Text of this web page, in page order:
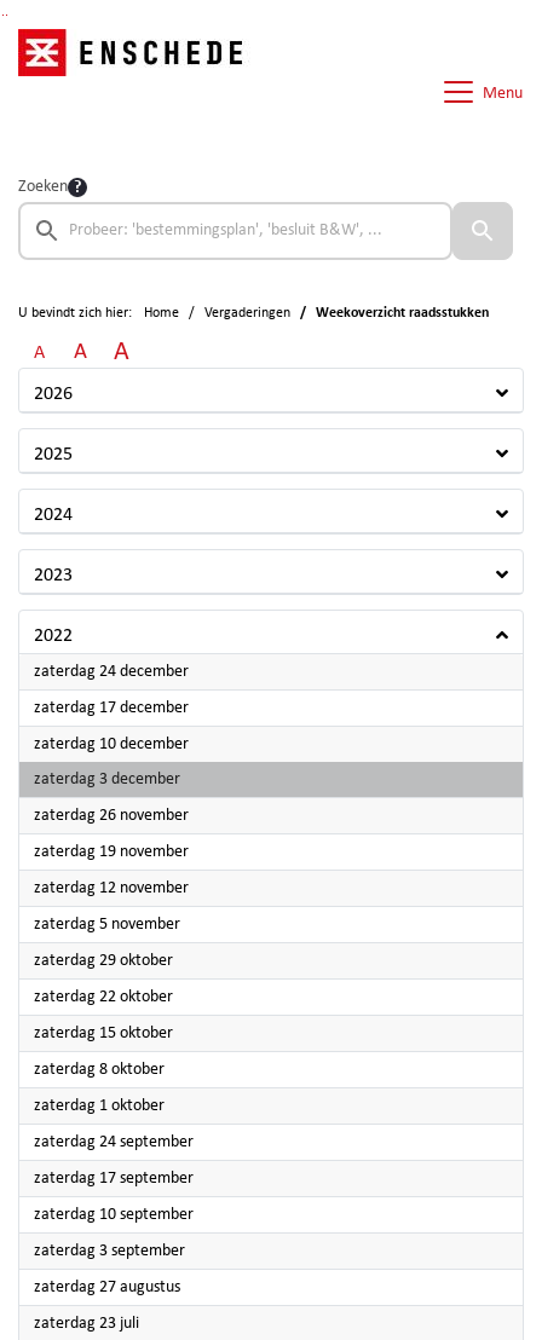
Menu
Zoeken
U bevindt zich hier: Home Vergaderingen Weekoverzicht raadsstukken
A A A
2026
2025
2024
2023
2022
zaterdag 24 december2022
zaterdag 17 december2022
zaterdag 10 december2022
zaterdag 3 december2022
zaterdag 26 november2022
zaterdag 19 november2022
zaterdag 12 november2022
zaterdag 5 november2022
zaterdag 29 oktober2022
zaterdag 22 oktober2022
zaterdag 15 oktober2022
zaterdag 8 oktober2022
zaterdag 1 oktober2022
zaterdag 24 september2022
zaterdag 17 september2022
zaterdag 10 september2022
zaterdag 3 september2022
zaterdag 27 augustus2022
zaterdag 23 juli2022